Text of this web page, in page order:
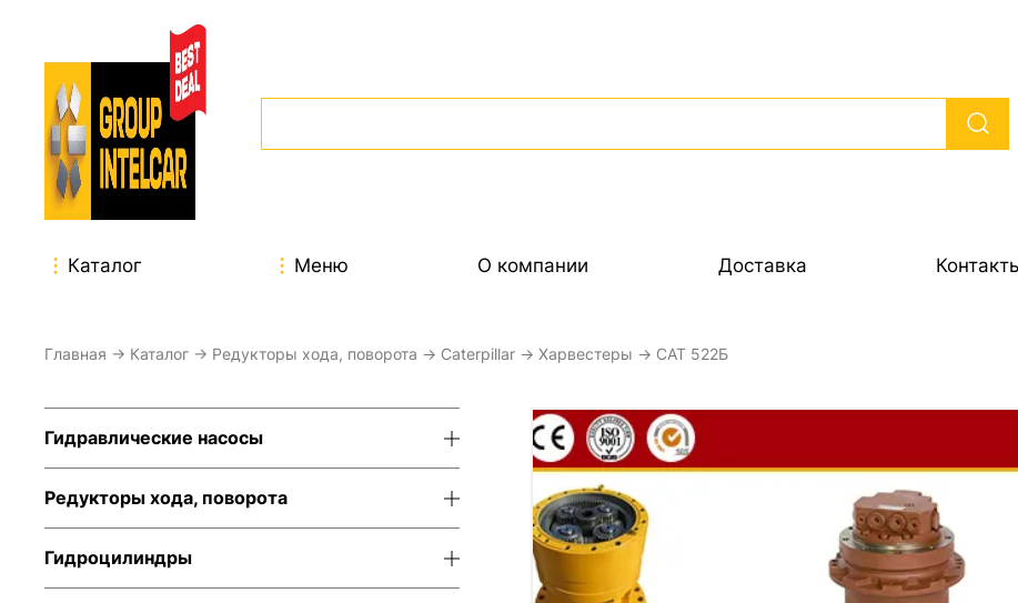
Каталог Меню О компании Доставка
Главная → Каталог → Редукторы хода, поворота → Caterpillar → Харвестеры → CAT 522Б
Гидравлические насосы
Редукторы хода, поворота
Гидроцилиндры